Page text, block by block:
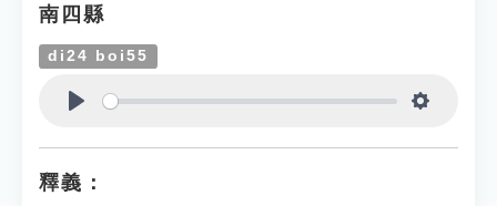
南四縣
di24 boi55
釋義：